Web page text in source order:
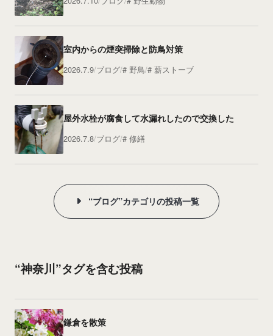
室内からの煙突掃除と防鳥対策
2026.7.9 ブログ 野鳥 薪ストーブ
屋外水栓が腐食して水漏れしたので交換した
2026.7.8 ブログ 修繕
“ブログ”カテゴリの投稿一覧
“神奈川”タグを含む投稿
鎌倉を散策